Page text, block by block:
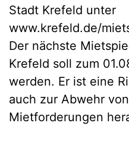
Stadt Krefeld unter
www.krefeld.de/
Der nächste
Krefeld soll zum
werden. Er ist eine
auch zur Abwehr
Mietforderungen